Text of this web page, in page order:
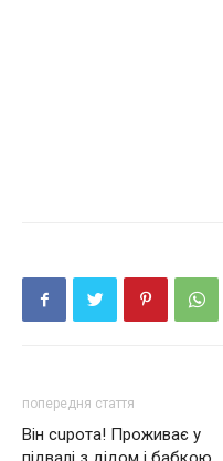
попередня стаття
Він сuрота! Проживає у